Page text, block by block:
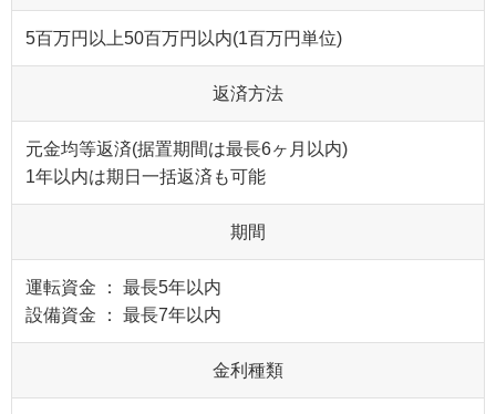
5百万円以上50百万円以内(1百万円単位)
返済方法
元金均等返済(据置期間は最長6ヶ月以内)
1年以内は期日一括返済も可能
期間
運転資金 ： 最長5年以内
設備資金 ： 最長7年以内
金利種類